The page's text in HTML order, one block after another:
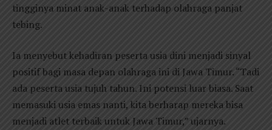
tingginya minat anak-anak terhadap olahraga panjat
tebing.
Ia menyebut kehadiran peserta usia dini menjadi sinyal
positif bagi masa depan olahraga ini di Jawa Timur. “Tadi
ada peserta usia tujuh tahun. Ini potensi luar biasa. Saat
memasuki usia emas nanti, kita berharap mereka bisa
menjadi atlet terbaik untuk Jawa Timur,” ujarnya.